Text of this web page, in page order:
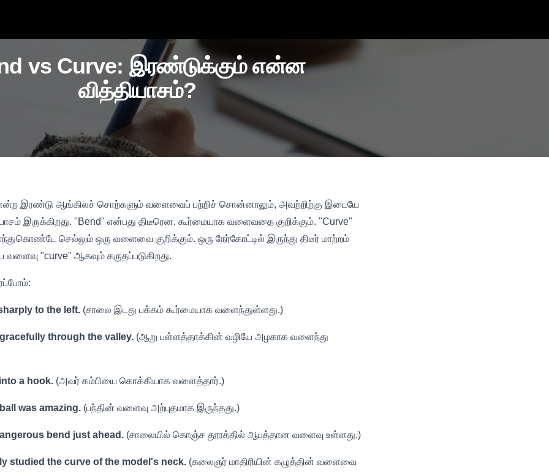
vs Curve: இரண்டுக்கும் என்ன
வித்தியாசம்?
என்ற இரண்டு ஆங்கிலச் சொற்களும் வளைவைப் பற்றிச் சொன்னாலும், அவற்றிற்கு இடையே
இருக்கிறது. "Bend" என்பது திடீரென, கூர்மையாக வளைவதை குறிக்கும். "Curve"
செல்லும் ஒரு வளைவை குறிக்கும். ஒரு நேர்கோட்டில் இருந்து திடீர் மாற்றம்
"curve" ஆகவும் கருதப்படுகிறது.
to the left. (சாலை இடது பக்கம் கூர்மையாக வளைந்துள்ளது.)
through the valley. (ஆறு பள்ளத்தாக்கின் வழியே அழகாக வளைந்து
a hook. (அவர் கம்பியை கொக்கியாக வளைத்தார்.)
was amazing. (பந்தின் வளைவு அற்புதமாக இருந்தது.)
bend just ahead. (சாலையில் கொஞ்ச தூரத்தில் ஆபத்தான வளைவு உள்ளது.)
studied the curve of the model's neck. (கலைஞர் மாதிரியின் கழுத்தின் வளைவை